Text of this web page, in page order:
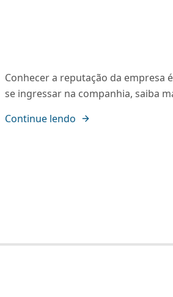
Conhecer a reputação da empresa
se ingressar na companhia, saiba
Continue lendo